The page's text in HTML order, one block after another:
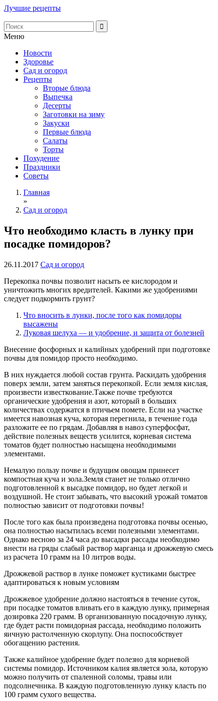
Лучшие рецепты
Меню
Новости
Здоровье
Сад и огород
Рецепты
Вторые блюда
Выпечка
Десерты
Заготовки на зиму
Закуски
Первые блюда
Салаты
Торты
Похудение
Праздники
Советы
Главная
»
Сад и огород
Что необходимо класть в лунку при
посадке помидоров?
26.11.2017 Сад и огород
Перекопка почвы позволит насыть ее кислородом и
уничтожить многих вредителей. Какими же удобрениями
следует подкормить грунт?
Что вносить в лунки, после того как помидоры
высажены
Луковая шелуха — и удобрение, и защита от болезней
Внесение фосфорных и калийных удобрений при подготовке
почвы для помидор просто необходимо.
В них нуждается любой состав грунта. Раскидать удобрения
поверх земли, затем заняться перекопкой. Если земля кислая,
произвести известкование.Также почве требуются
органические удобрения и азот, который в больших
количествах содержатся в птичьем помете. Если на участке
имеется навозная куча, которая перегнила, в течение года
разложите ее по грядам. Добавляя в навоз суперфосфат,
действие полезных веществ усилится, корневая система
томатов будет полностью насыщена необходимыми
элементами.
Немалую пользу почве и будущим овощам принесет
компостная куча и зола.Земля станет не только отлично
подготовленной к высадке помидор, но будет легкой и
воздушной. Не стоит забывать, что высокий урожай томатов
полностью зависит от подготовки почвы!
После того как была произведена подготовка почвы осенью,
она полностью насытилась всеми полезными элементами.
Однако весною за 24 часа до высадки рассады необходимо
внести на гряды слабый раствор марганца и дрожжевую смесь
из расчета 10 грамм на 10 литров воды.
Дрожжевой раствор в лунке поможет кустиками быстрее
адаптироваться к новым условиям
Дрожжевое удобрение должно настояться в течение суток,
при посадке томатов вливать его в каждую лунку, примерная
дозировка 220 грамм. В организованную посадочную лунку,
где будет расти помидорная рассада, необходимо положить
яичную растолченную скорлупу. Она поспособствует
обогащению растения.
Также калийное удобрение будет полезно для корневой
системы помидор. Источником калия является зола, которую
можно получить от спаленной соломы, травы или
подсолнечника. В каждую подготовленную лунку класть по
100 грамм сухого вещества.